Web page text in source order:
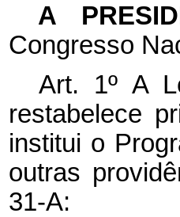
A
Congresso
Art. 1º A
restabelece
institui o
outras
31-A: